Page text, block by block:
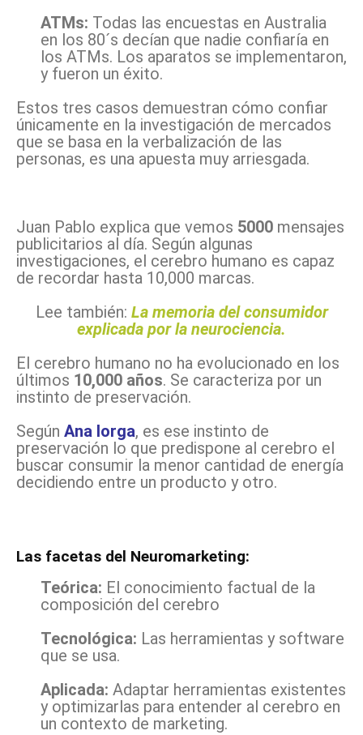
ATMs: Todas las encuestas en Australia
en los 80´s decían que nadie confiaría en
los ATMs. Los aparatos se implementaron,
y fueron un éxito.
Estos tres casos demuestran cómo confiar
únicamente en la investigación de mercados
que se basa en la verbalización de las
personas, es una apuesta muy arriesgada.
Juan Pablo explica que vemos 5000 mensajes
publicitarios al día. Según algunas
investigaciones, el cerebro humano es capaz
de recordar hasta 10,000 marcas.
Lee también: La memoria del consumidor
explicada por la neurociencia.
El cerebro humano no ha evolucionado en los
últimos 10,000 años. Se caracteriza por un
instinto de preservación.
Según Ana Iorga, es ese instinto de
preservación lo que predispone al cerebro el
buscar consumir la menor cantidad de energía
decidiendo entre un producto y otro.
Las facetas del Neuromarketing:
Teórica: El conocimiento factual de la
composición del cerebro
Tecnológica: Las herramientas y software
que se usa.
Aplicada: Adaptar herramientas existentes
y optimizarlas para entender al cerebro en
un contexto de marketing.